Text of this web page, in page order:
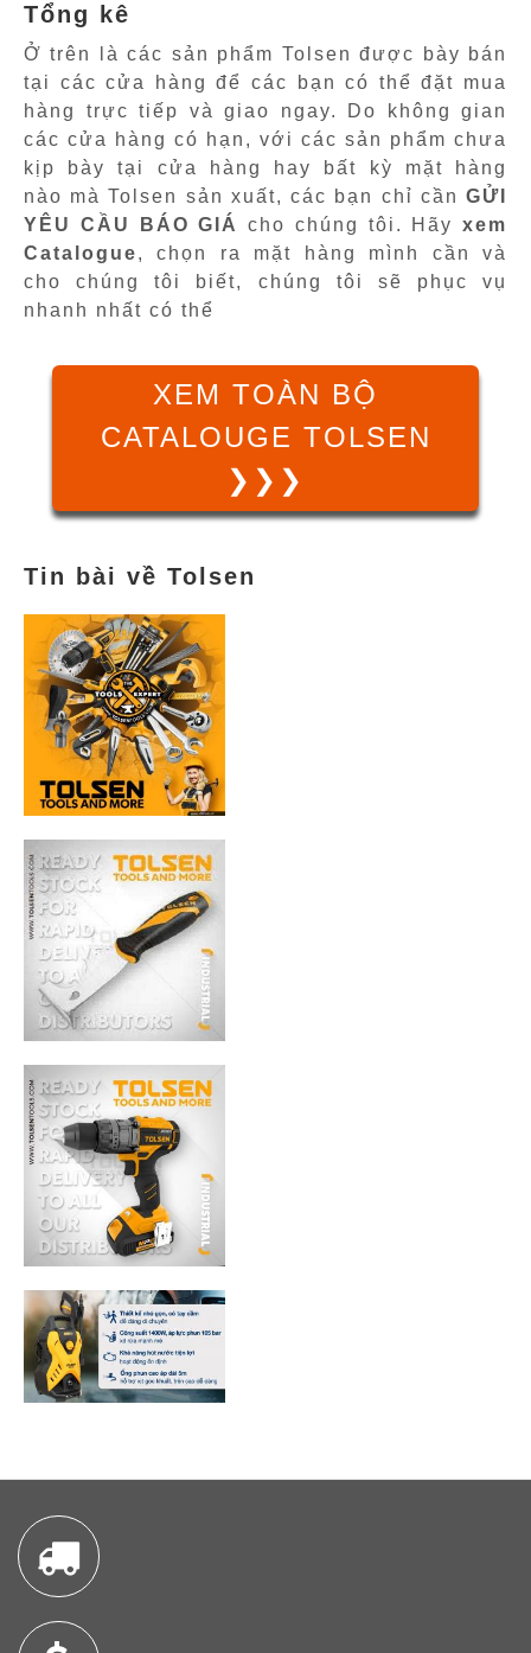
Tổng kê
Ở trên là các sản phẩm Tolsen được bày bán
tại các cửa hàng để các bạn có thể đặt mua
hàng trực tiếp và giao ngay. Do không gian
các cửa hàng có hạn, với các sản phẩm chưa
kịp bày tại cửa hàng hay bất kỳ mặt hàng
nào mà Tolsen sản xuất, các bạn chỉ cần GỬI
YÊU CẦU BÁO GIÁ
cho chúng tôi. Hãy xem
Catalogue, chọn ra mặt hàng mình cần và
cho chúng tôi biết, chúng tôi sẽ phục vụ
nhanh nhất có thể
XEM TOÀN BỘ
CATALOUGE TOLSEN
❯❯❯
Tin bài về Tolsen